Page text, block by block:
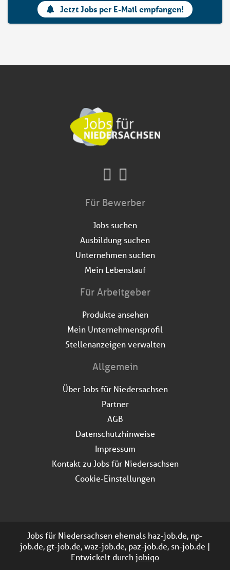
Jetzt Jobs per E-Mail empfangen!
Für Bewerber
Jobs suchen
Ausbildung suchen
Unternehmen suchen
Mein Lebenslauf
Für Arbeitgeber
Produkte ansehen
Mein Unternehmensprofil
Stellenanzeigen verwalten
Allgemein
Über Jobs für Niedersachsen
Partner
AGB
Datenschutzhinweise
Impressum
Kontakt zu Jobs für Niedersachsen
Cookie-Einstellungen
Jobs für Niedersachsen ehemals haz-job.de, np-
job.de, gt-job.de, waz-job.de, paz-job.de, sn-job.de |
Entwickelt durchjobiqo